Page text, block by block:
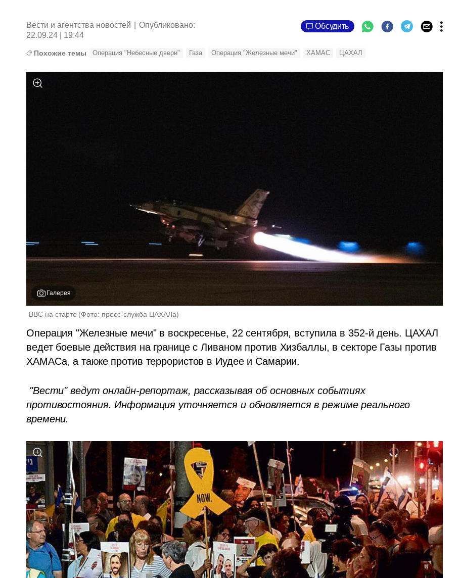
Вести и агентства новостей
Опубликовано:
22.09.24 | 19:44
Обсудить
Похожие темы Операция "Небесные двери" Газа Операция "Железные мечи" ХАМАС ЦАХАЛ
Галерея
ВВС на старте (Фото: пресс-служба ЦАХАЛа)
Операция "Железные мечи" в воскресенье, 22 сентября, вступила в 352-й день. ЦАХАЛ
ведет боевые действия на границе с Ливаном против Хизбаллы, в секторе Газы против
ХАМАСа, а также против террористов в Иудее и Самарии.
"Вести" ведут онлайн-репортаж, рассказывая об основных событиях
противостояния. Информация уточняется и обновляется в режиме реального
времени.